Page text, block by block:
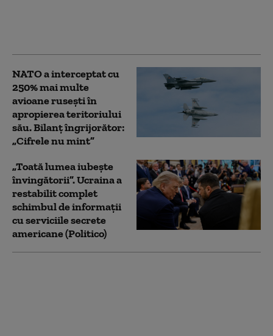
NATO a interceptat cu
250% mai multe
avioane rusești în
apropierea teritoriului
său. Bilanț îngrijorător:
„Cifrele nu mint”
„Toată lumea iubește
învingătorii”. Ucraina a
restabilit complet
schimbul de informații
cu serviciile secrete
americane (Politico)